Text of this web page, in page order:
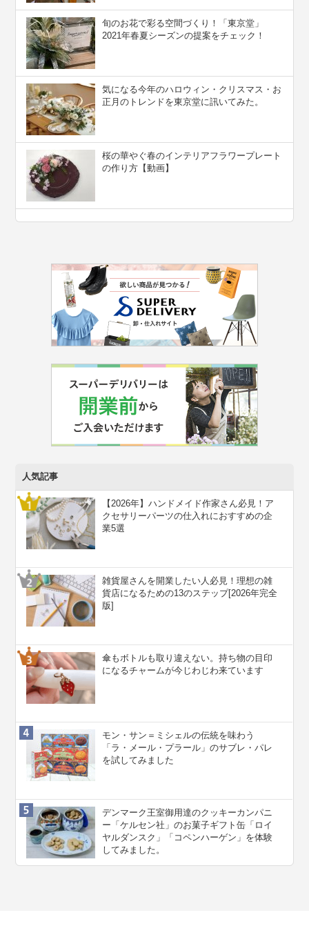
旬のお花で彩る空間づくり！「東京堂」
2021年春夏シーズンの提案をチェック！
気になる今年のハロウィン・クリスマス・お
正月のトレンドを東京堂に訊いてみた。
桜の華やぐ春のインテリアフラワープレート
の作り方【動画】
人気記事
【2026年】ハンドメイド作家さん必見！ア
クセサリーパーツの仕入れにおすすめの企
業5選
雑貨屋さんを開業したい人必見！理想の雑
貨店になるための13のステップ[2026年完全
版]
傘もボトルも取り違えない。持ち物の目印
になるチャームが今じわじわ来ています
モン・サン＝ミシェルの伝統を味わう
「ラ・メール・プラール」のサブレ・パレ
を試してみました
デンマーク王室御用達のクッキーカンパニ
ー「ケルセン社」のお菓子ギフト缶「ロイ
ヤルダンスク」「コペンハーゲン」を体験
してみました。